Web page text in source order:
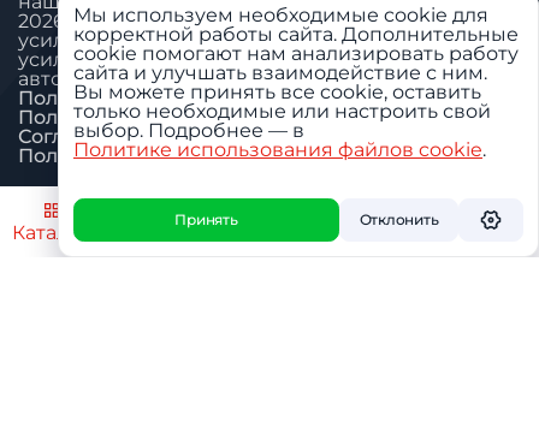
2026 © Все права защищены. ООО «Вегател»:
усилитель сигнала сотовой связи, антенна GSM,
усилитель сигнала сотовой связи для дачи,
автомобильный GSM репитер.
Политика «Обработка ПДн»
Пользовательское соглашение
Согласие на обработку ПДн
Политика использования cookieНастроить
Каталог Поиск Избранное Профиль
Мы используем необходимые cookie для
корректной работы сайта. Дополнительные
cookie помогают нам анализировать работу
сайта и улучшать взаимодействие с ним.
Вы можете принять все cookie, оставить
только необходимые или настроить свой
выбор. Подробнее — в
Политике использования файлов cookie.
Принять Отклонить